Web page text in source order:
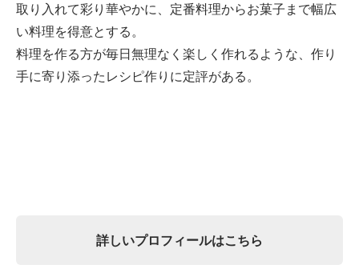
取り入れて彩り華やかに、定番料理からお菓子まで幅広
い料理を得意とする。
料理を作る方が毎日無理なく楽しく作れるような、作り
手に寄り添ったレシピ作りに定評がある。
詳しいプロフィールはこちら